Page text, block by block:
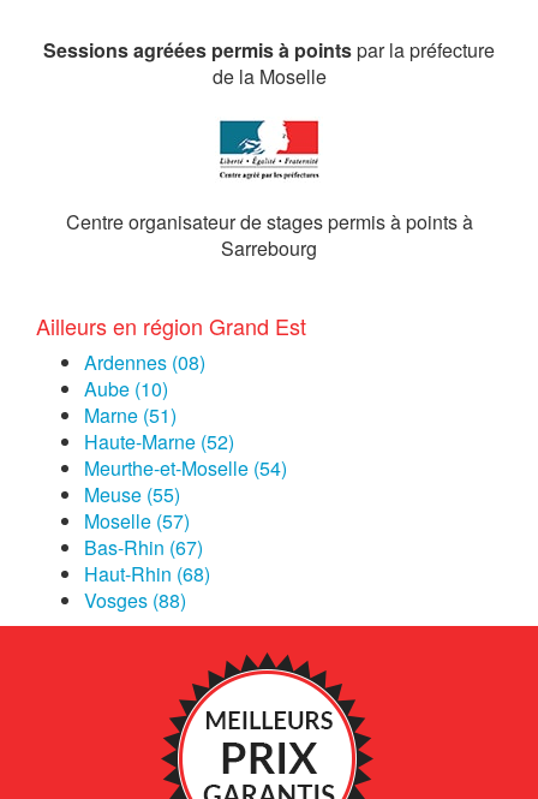
Sessions agréées permis à pointspar la préfecture
de la Moselle
Centre organisateur de stages permis à points à
Sarrebourg
Ailleurs en région Grand Est
Ardennes (08)
Aube (10)
Marne (51)
Haute-Marne (52)
Meurthe-et-Moselle (54)
Meuse (55)
Moselle (57)
Bas-Rhin (67)
Haut-Rhin (68)
Vosges (88)